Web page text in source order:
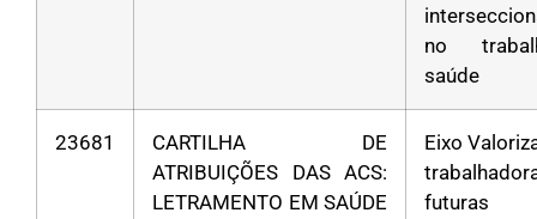
no
saúde
23681
CARTILHA DE
ATRIBUIÇÕES DAS ACS:
LETRAMENTO EM SAÚDE
Eixo
futuras